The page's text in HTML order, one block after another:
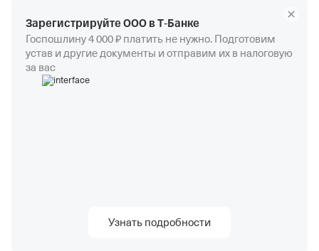
Зарегистрируйте ООО в Т‑Банке
Госпошлину 4 000 ₽ платить не нужно. Подготовим
устав и другие документы и отправим их в налоговую
за вас
Узнать подробности